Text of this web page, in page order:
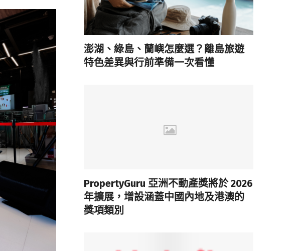
澎湖、綠島、蘭嶼怎麼選？離島旅遊
特色差異與行前準備一次看懂
PropertyGuru 亞洲不動產獎將於 2026
年擴展，增設涵蓋中國內地及港澳的
獎項類別